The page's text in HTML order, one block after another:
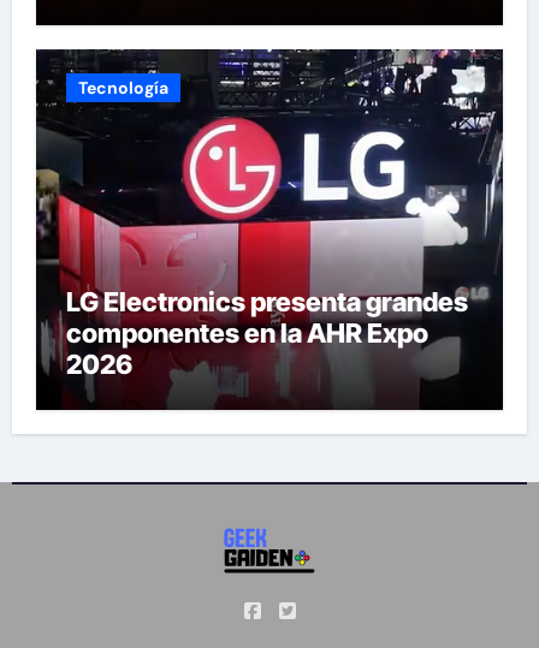
Tecnología
LG Electronics presenta grandes
componentes en la AHR Expo
2026